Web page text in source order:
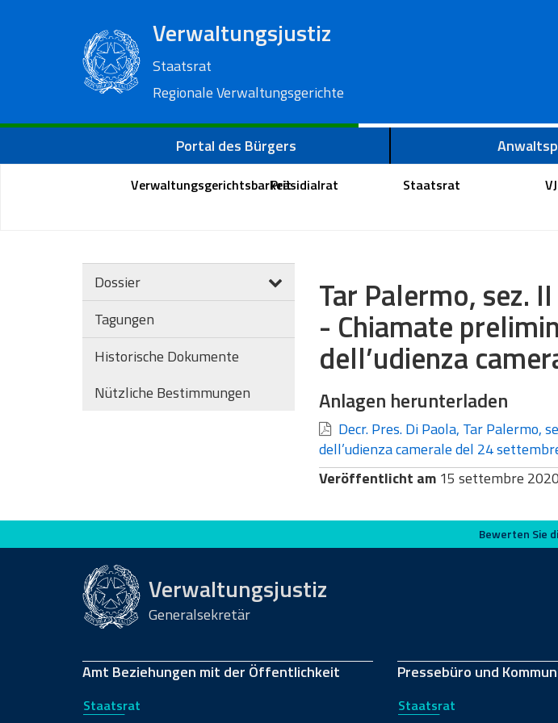
Verwaltungsjustiz
Staatsrat
Regionale Verwaltungsgerichte
Portal des Bürgers
VerwaltungsgerichtsbarkeitPräsidialrat Staatsrat
Dossier
Tagungen
Historische Dokumente
Nützliche Bestimmungen
Tar Palermo, sez.
- Chiamate
dell’udienza
Anlagen herunterladen
Decr. Pres. Di Paola, Tar Palermo,
dell’udienza camerale del 24
Veröffentlicht am 15 settembre
Bewerten Sie diese Seite Bewerten Sie
Verwaltungsjustiz
Generalsekretär
Amt Beziehungen mit der Öffentlichkeit
Staatsrat
Pressebüro und
Staatsrat